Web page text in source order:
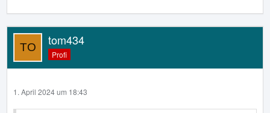
tom434
Profi
1. April 2024 um 18:43